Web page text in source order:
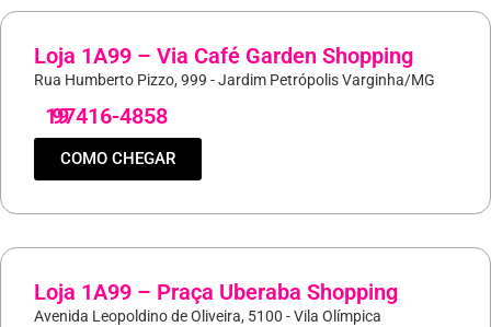
Loja 1A99 – Via Café Garden Shopping
Rua Humberto Pizzo, 999 - Jardim Petrópolis Varginha/MG
19
97416-4858
COMO CHEGAR
Loja 1A99 – Praça Uberaba Shopping
Avenida Leopoldino de Oliveira, 5100 - Vila Olímpica